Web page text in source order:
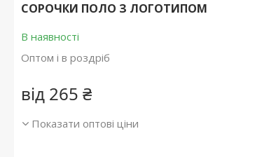
СОРОЧКИ ПОЛО З ЛОГОТИПОМ
В наявності
Оптом і в роздріб
від 265 ₴
Показати оптові ціни